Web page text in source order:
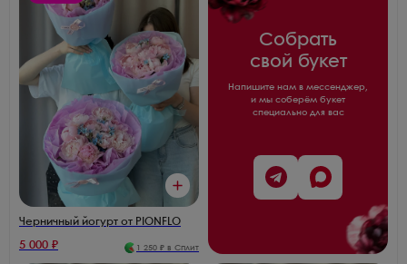
Черничный йогурт от PIONFLO
5 000 ₽ 1 250 ₽ в Сплит
Собрать
свой букет
Напишите нам в мессенджер,
и мы соберём букет
специально для вас